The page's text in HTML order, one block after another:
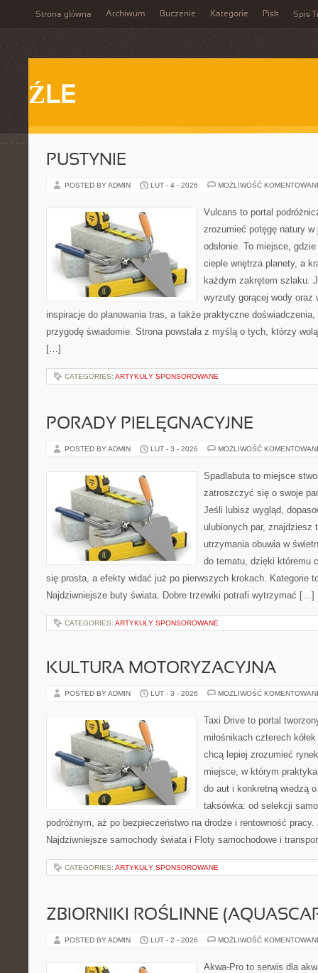
Strona główna Archiwum Buczenie Kategorie Pisk Spis
ŹLE
PUSTYNIE
POSTED BY ADMIN LUT - 4 - 2026 MOŻLIWOŚĆ
Vulcans to portal
zrozumieć potęgę natury w
odsłonie. To miejsce,
cieple wnętrza planety, a
każdym zakrętem szlaku.
wyrzuty gorącej wody oraz
inspiracje do planowania tras, a także praktyczne
przygodę świadomie. Strona powstała z myślą o tych, którzy
[…]
CATEGORIES: ARTYKUŁY SPONSOROWANE
PORADY PIELĘGNACYJNE
POSTED BY ADMIN LUT - 3 - 2026 MOŻLIWOŚĆ
Spadlabuta to miejsce
zatroszczyć się o swoje
Jeśli lubisz wygląd,
ulubionych par, znajdziesz
utrzymania obuwia w
do tematu, dzięki któremu
się prosta, a efekty widać już po pierwszych krokach. Kategorie
Najdziwniejsze buty świata. Dobre trzewiki potrafi wytrzymać […]
CATEGORIES: ARTYKUŁY SPONSOROWANE
KULTURA MOTORYZACYJNA
POSTED BY ADMIN LUT - 3 - 2026 MOŻLIWOŚĆ
Taxi Drive to portal
miłośnikach czterech
chcą lepiej zrozumieć
miejsce, w którym
do aut i konkretną wiedzą
taksówka: od selekcji
podróżnym, aż po bezpieczeństwo na drodze i rentowność
Najdziwniejsze samochody świata i Floty samochodowe i
CATEGORIES: ARTYKUŁY SPONSOROWANE
ZBIORNIKI ROŚLINNE
POSTED BY ADMIN LUT - 2 - 2026 MOŻLIWOŚĆ
Akwa-Pro to serwis dla